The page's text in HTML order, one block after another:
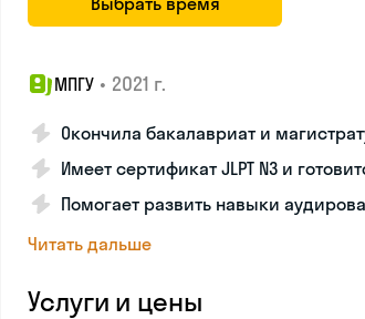
МПГУ • 2021 г.
Окончила бакалавриат и
Имеет сертификат JLPT N3 и
Помогает развить навыки
Читать дальше
Услуги и цены